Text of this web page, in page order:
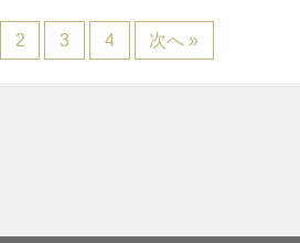
2 3 4 次へ »